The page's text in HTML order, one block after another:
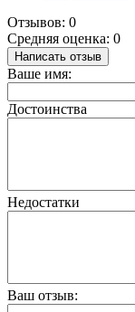
Отзывов: 0
Средняя оценка: 0
Написать отзыв
Ваше имя:
Достоинства
Недостатки
Ваш отзыв: